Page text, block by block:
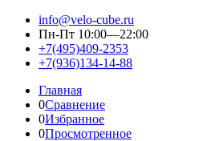
info@velo-cube.ru
Пн-Пт 10:00—22:00
+7(495)409-2353
+7(936)134-14-88
Главная
0Сравнение
0Избранное
0Просмотренное